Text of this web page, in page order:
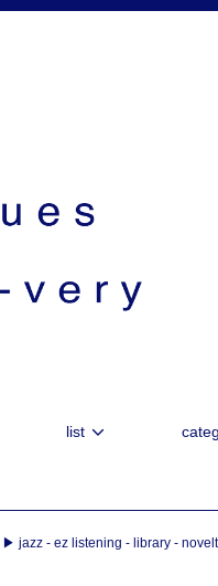
list
▶ jazz - ez listening - library -